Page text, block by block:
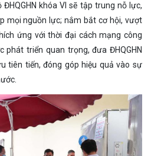
khóa VI sẽ tập trung nỗ lực,
mọi nguồn lực; nắm bắt cơ hội, vượt
ứng với thời đại cách mạng công
phát triển quan trọng, đưa ĐHQGHN
tiên tiến, đóng góp hiệu quả vào sự